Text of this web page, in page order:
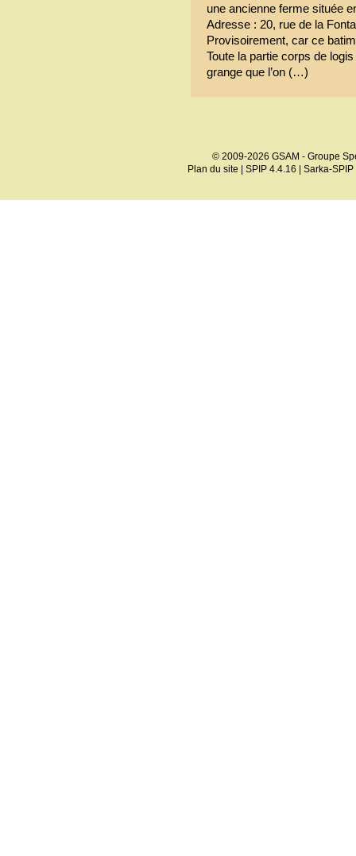
une ancienne ferme située
Adresse : 20, rue de la
Provisoirement, car ce
Toute la partie corps de
grange que l’on (…)
© 2009-2026 GSAM - Groupe
Plan du site
SPIP 4.4.16 Sarka-SPIP